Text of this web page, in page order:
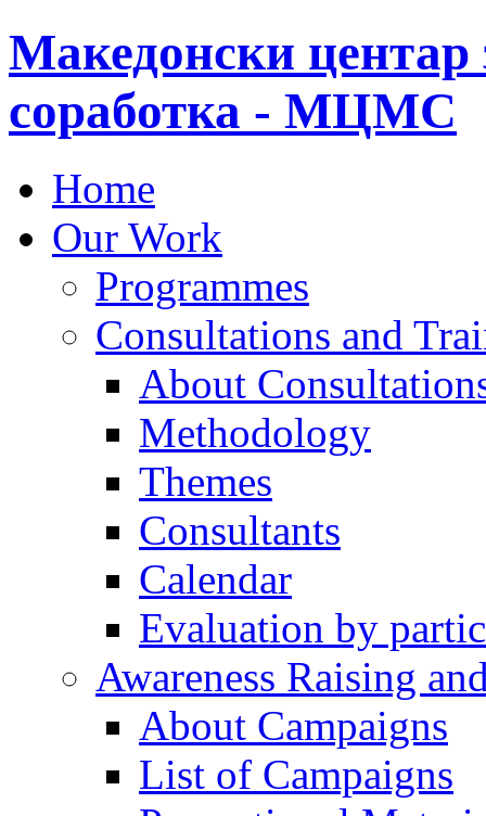
Македонски центар
соработка - МЦМС
Home
Our Work
Programmes
Consultations and
About
Methodology
Themes
Consultants
Calendar
Evaluation by
Awareness Raising
About Campaigns
List of Campaigns